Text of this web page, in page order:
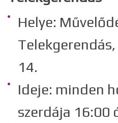
Helye:
Telekgerendás,
14.
Ideje: minden
szerdája 16:00